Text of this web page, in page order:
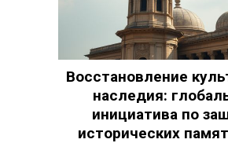
Восстановление
наследия:
инициатива по
исторических